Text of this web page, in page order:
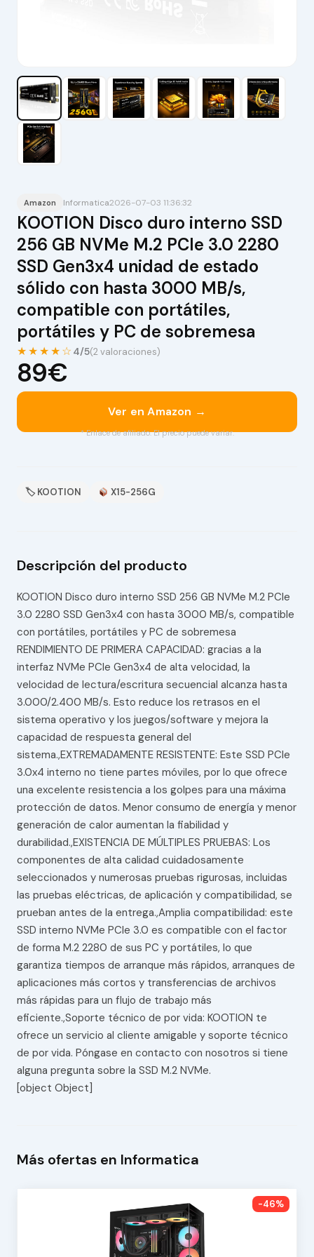
Amazon Informatica2026-07-03 11:36:32
KOOTION Disco duro interno SSD
256 GB NVMe M.2 PCIe 3.0 2280
SSD Gen3x4 unidad de estado
sólido con hasta 3000 MB/s,
compatible con portátiles,
portátiles y PC de sobremesa
★★★★☆ 4/5(2 valoraciones)
89€
Ver en Amazon →
* Enlace de afiliado. El precio puede variar.
🏷 KOOTION X15-256G
Descripción del producto
KOOTION Disco duro interno SSD 256 GB NVMe M.2 PCIe
3.0 2280 SSD Gen3x4 con hasta 3000 MB/s, compatible
con portátiles, portátiles y PC de sobremesa
RENDIMIENTO DE PRIMERA CAPACIDAD: gracias a la
interfaz NVMe PCIe Gen3x4 de alta velocidad, la
velocidad de lectura/escritura secuencial alcanza hasta
3.000/2.400 MB/s. Esto reduce los retrasos en el
sistema operativo y los juegos/software y mejora la
capacidad de respuesta general del
sistema.,EXTREMADAMENTE RESISTENTE: Este SSD PCIe
3.0x4 interno no tiene partes móviles, por lo que ofrece
una excelente resistencia a los golpes para una máxima
protección de datos. Menor consumo de energía y menor
generación de calor aumentan la fiabilidad y
durabilidad.,EXISTENCIA DE MÚLTIPLES PRUEBAS: Los
componentes de alta calidad cuidadosamente
seleccionados y numerosas pruebas rigurosas, incluidas
las pruebas eléctricas, de aplicación y compatibilidad, se
prueban antes de la entrega.,Amplia compatibilidad: este
SSD interno NVMe PCIe 3.0 es compatible con el factor
de forma M.2 2280 de sus PC y portátiles, lo que
garantiza tiempos de arranque más rápidos, arranques de
aplicaciones más cortos y transferencias de archivos
más rápidas para un flujo de trabajo más
eficiente.,Soporte técnico de por vida: KOOTION te
ofrece un servicio al cliente amigable y soporte técnico
de por vida. Póngase en contacto con nosotros si tiene
alguna pregunta sobre la SSD M.2 NVMe.
[object Object]
Más ofertas en Informatica
-46%